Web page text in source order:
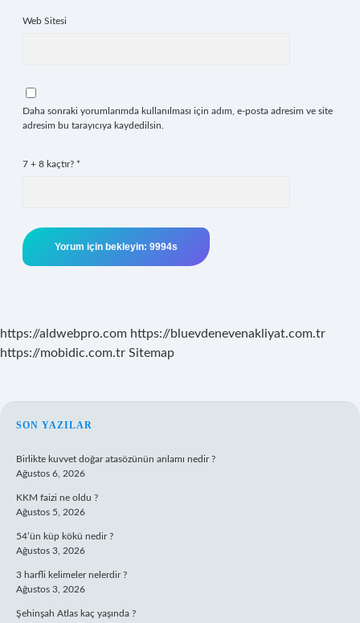
Web Sitesi
Daha sonraki yorumlarımda kullanılması için adım, e-posta adresim ve site
adresim bu tarayıcıya kaydedilsin.
7 + 8 kaçtır? *
https://aldwebpro.com https://bluevdenevenakliyat.com.tr
https://mobidic.com.tr Sitemap
SIDEBAR
SON YAZILAR
Birlikte kuvvet doğar atasözünün anlamı nedir ?
Ağustos 6, 2026
KKM faizi ne oldu ?
Ağustos 5, 2026
54’ün küp kökü nedir ?
Ağustos 3, 2026
3 harfli kelimeler nelerdir ?
Ağustos 3, 2026
Şehinşah Atlas kaç yaşında ?